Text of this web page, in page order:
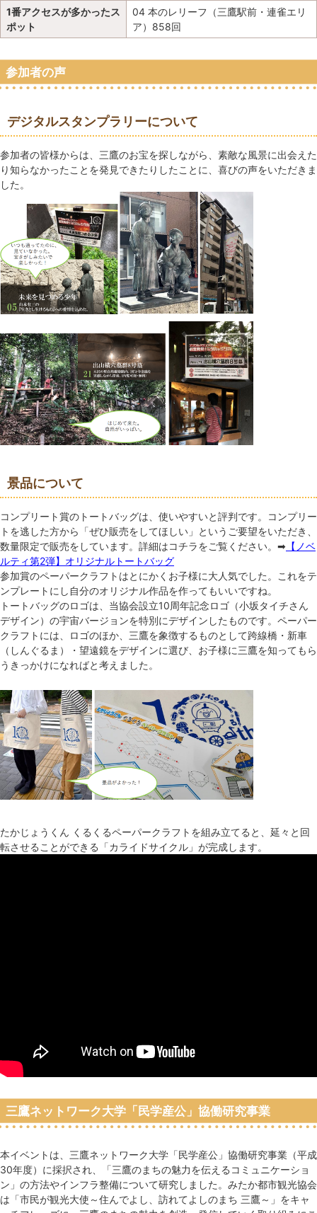
1番アクセスが多かったス
ポット
04 本のレリーフ（三鷹駅前・連雀エリ
ア）858回
参加者の声
デジタルスタンプラリーについて
参加者の皆様からは、三鷹のお宝を探しながら、素敵な風景に出会えた
り知らなかったことを発見できたりしたことに、喜びの声をいただきま
した。
景品について
コンプリート賞のトートバッグは、使いやすいと評判です。コンプリー
トを逃した方から「ぜひ販売をしてほしい」というご要望をいただき、
数量限定で販売をしています。詳細はコチラをご覧ください。➡ 【ノベ
ルティ第2弾】オリジナルトートバッグ
参加賞のペーパークラフトはとにかくお子様に大人気でした。これをテ
ンプレートにし自分のオリジナル作品を作ってもいいですね。
トートバッグのロゴは、当協会設立10周年記念ロゴ（小坂タイチさん
デザイン）の宇宙バージョンを特別にデザインしたものです。ペーパー
クラフトには、ロゴのほか、三鷹を象徴するものとして跨線橋・新車
（しんぐるま）・望遠鏡をデザインに選び、お子様に三鷹を知ってもら
うきっかけになればと考えました。
たかじょうくん くるくるペーパークラフトを組み立てると、延々と回
転させることができる「カライドサイクル」が完成します。
三鷹ネットワーク大学「民学産公」協働研究事業
本イベントは、三鷹ネットワーク大学「民学産公」協働研究事業（平成
30年度）に採択され、「三鷹のまちの魅力を伝えるコミュニケーショ
ン」の方法やインフラ整備について研究しました。みたか都市観光協会
は「市民が観光大使～住んでよし、訪れてよしのまち 三鷹～」をキャ